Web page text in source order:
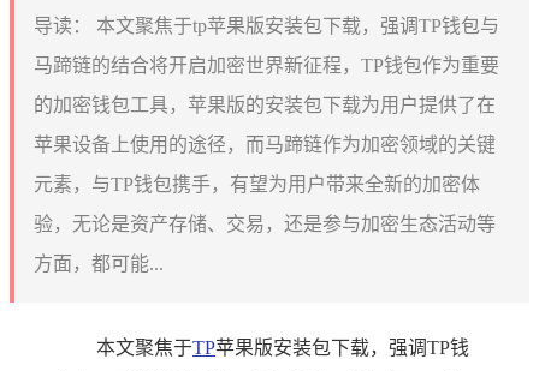
导读：
本文聚焦于tp苹果版安装包下载，强调TP钱包与
马蹄链的结合将开启加密世界新征程，TP钱包作为重要
的加密钱包工具，苹果版的安装包下载为用户提供了在
苹果设备上使用的途径，而马蹄链作为加密领域的关键
元素，与TP钱包携手，有望为用户带来全新的加密体
验，无论是资产存储、交易，还是参与加密生态活动等
方面，都可能...
本文聚焦于TP苹果版安装包下载，强调TP钱